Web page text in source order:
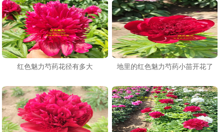
红色魅力芍药花径有多大 地里的红色魅力芍药小苗开花了